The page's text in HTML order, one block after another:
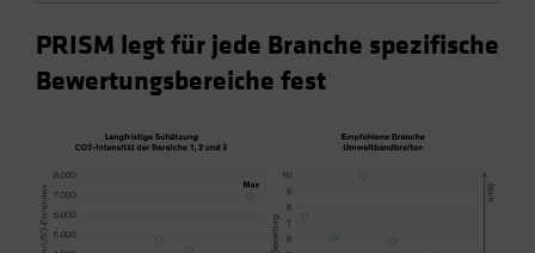
PRISM legt für jede Branche spezifische
Bewertungsbereiche fest